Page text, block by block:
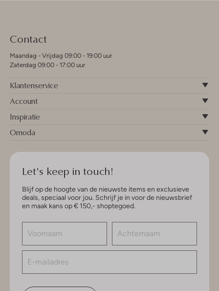
Contact
Maandag - Vrijdag 09:00 - 19:00 uur
Zaterdag 09:00 - 17:00 uur
Klantenservice
Account
Inspiratie
Omoda
Let's keep in touch!
Blijf op de hoogte van de nieuwste items en exclusieve
deals, speciaal voor jou. Schrijf je in voor de nieuwsbrief
en maak kans op € 150,- shoptegoed.